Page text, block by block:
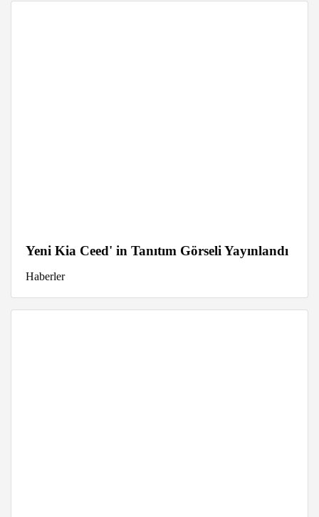
Yeni Kia Ceed' in Tanıtım Görseli Yayınlandı
Haberler